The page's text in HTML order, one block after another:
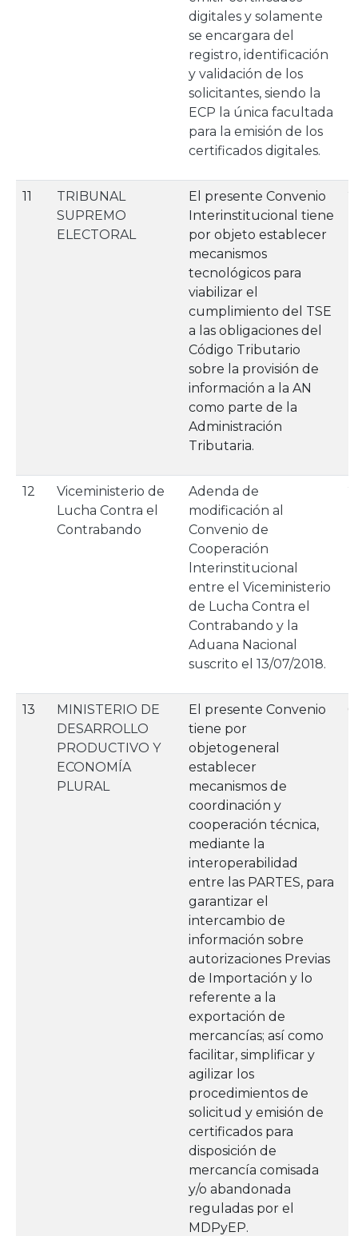
digitales y solamente
se encargara del
registro, identificación
y validación de los
solicitantes, siendo la
ECP la única facultada
para la emisión de los
certificados digitales.
11
TRIBUNAL
SUPREMO
ELECTORAL
El presente Convenio
Interinstitucional tiene
por objeto establecer
mecanismos
tecnológicos para
viabilizar el
cumplimiento del TSE
a las obligaciones del
Código Tributario
sobre la provisión de
información a la AN
como parte de la
Administración
Tributaria.
12
Viceministerio de
Lucha Contra el
Contrabando
Adenda de
modificación al
Convenio de
Cooperación
lnterinstitucional
entre el Viceministerio
de Lucha Contra el
Contrabando y la
Aduana Nacional
suscrito el 13/07/2018.
13
MINISTERIO DE
DESARROLLO
PRODUCTIVO Y
ECONOMÍA
PLURAL
El presente Convenio
tiene por
objetogeneral
establecer
mecanismos de
coordinación y
cooperación técnica,
mediante la
interoperabilidad
entre las PARTES, para
garantizar el
intercambio de
información sobre
autorizaciones Previas
de Importación y lo
referente a la
exportación de
mercancías; así como
facilitar, simplificar y
agilizar los
procedimientos de
solicitud y emisión de
certificados para
disposición de
mercancía comisada
y/o abandonada
reguladas por el
MDPyEP.